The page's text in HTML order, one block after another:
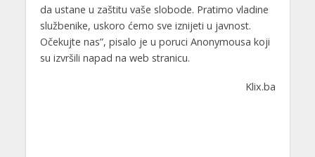
da ustane u zaštitu vaše slobode. Pratimo vladine
službenike, uskoro ćemo sve iznijeti u javnost.
Očekujte nas”, pisalo je u poruci Anonymousa koji
su izvršili napad na web stranicu.
Klix.ba